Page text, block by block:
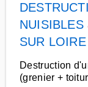
NUISIBLES
SUR LOIRE
Destruction
(grenier +